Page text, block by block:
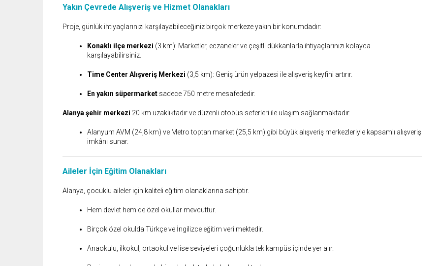
Yakın Çevrede Alışveriş ve Hizmet Olanakları
Proje, günlük ihtiyaçlarınızı karşılayabileceğiniz birçok merkeze yakın bir konumdadır:
Konaklı ilçe merkezi (3 km): Marketler, eczaneler ve çeşitli dükkanlarla ihtiyaçlarınızı kolayca
karşılayabilirsiniz.
Time Center Alışveriş Merkezi (3,5 km): Geniş ürün yelpazesi ile alışveriş keyfini artırır.
En yakın süpermarket sadece 750 metre mesafededir.
Alanya şehir merkezi 20 km uzaklıktadır ve düzenli otobüs seferleri ile ulaşım sağlanmaktadır.
Alanyum AVM (24,8 km) ve Metro toptan market (25,5 km) gibi büyük alışveriş merkezleriyle kapsamlı alışveriş
imkânı sunar.
Aileler İçin Eğitim Olanakları
Alanya, çocuklu aileler için kaliteli eğitim olanaklarına sahiptir.
Hem devlet hem de özel okullar mevcuttur.
Birçok özel okulda Türkçe ve İngilizce eğitim verilmektedir.
Anaokulu, ilkokul, ortaokul ve lise seviyeleri çoğunlukla tek kampüs içinde yer alır.